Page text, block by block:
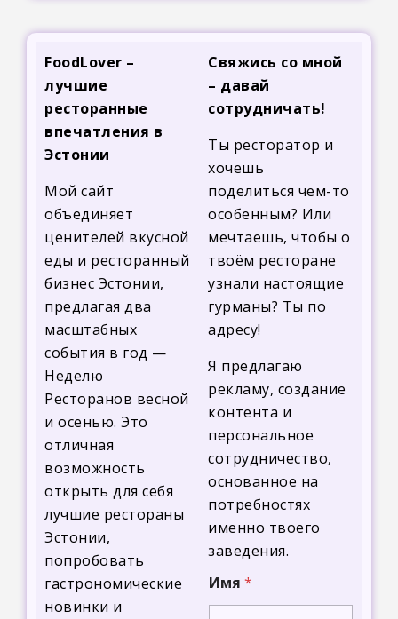
FoodLover –
лучшие
ресторанные
впечатления в
Эстонии
Мой сайт
объединяет
ценителей вкусной
еды и ресторанный
бизнес Эстонии,
предлагая два
масштабных
события в год —
Неделю
Ресторанов весной
и осенью. Это
отличная
возможность
открыть для себя
лучшие рестораны
Эстонии,
попробовать
гастрономические
новинки и
Свяжись со мной
– давай
сотрудничать!
Ты ресторатор и
хочешь
поделиться чем-то
особенным? Или
мечтаешь, чтобы о
твоём ресторане
узнали настоящие
гурманы? Ты по
адресу!
Я предлагаю
рекламу, создание
контента и
персональное
сотрудничество,
основанное на
потребностях
именно твоего
заведения.
Имя *